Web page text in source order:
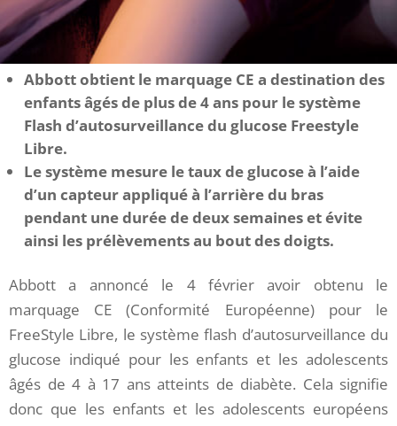
Abbott obtient le marquage CE a destination des
enfants âgés de plus de 4 ans pour le système
Flash d’autosurveillance du glucose Freestyle
Libre.
Le système mesure le taux de glucose à l’aide
d’un capteur appliqué à l’arrière du bras
pendant une durée de deux semaines et évite
ainsi les prélèvements au bout des doigts.
Abbott a annoncé le 4 février avoir obtenu le
marquage CE (Conformité Européenne) pour le
FreeStyle Libre, le système flash d’autosurveillance du
glucose indiqué pour les enfants et les adolescents
âgés de 4 à 17 ans atteints de diabète. Cela signifie
donc que les enfants et les adolescents européens